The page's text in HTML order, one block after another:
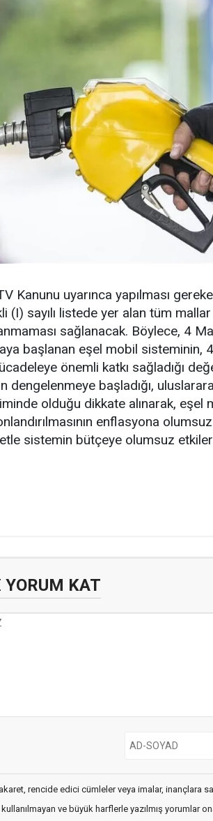
Kanunu uyarınca yapılması
(I) sayılı listede yer alan tüm
sağlanacak. Böylece, 4
başlanan eşel mobil sisteminin,
önemli katkı sağladığı
dengelenmeye başladığı,
olduğu dikkate alınarak,
enflasyona
sistemin bütçeye olumsuz
YORUM KAT
rencide edici cümleler veya imalar, inançlara
ve büyük harflerle yazılmış yorumlar